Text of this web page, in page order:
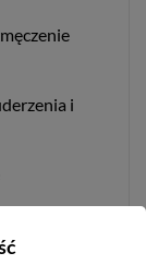
i